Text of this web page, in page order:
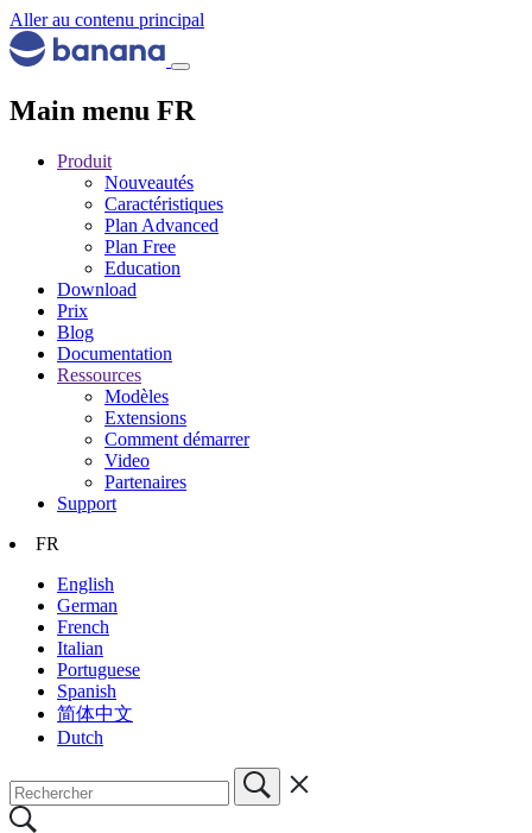
Aller au contenu principal
Main menu FR
Produit
Nouveautés
Caractéristiques
Plan Advanced
Plan Free
Education
Download
Prix
Blog
Documentation
Ressources
Modèles
Extensions
Comment démarrer
Video
Partenaires
Support
FR
English
German
French
Italian
Portuguese
Spanish
简体中文
Dutch